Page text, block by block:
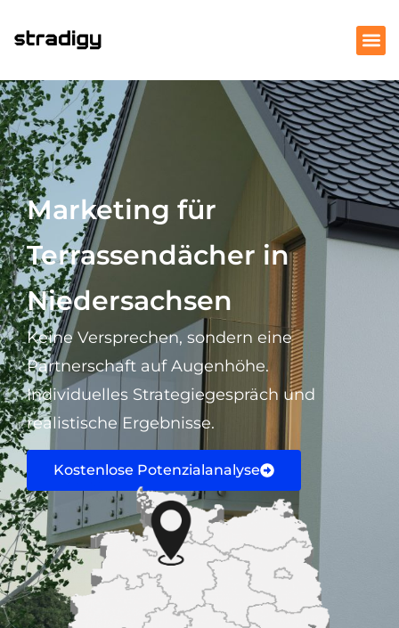
Marketing für
Terrassendächer in
Niedersachsen
Keine Versprechen, sondern eine
Partnerschaft auf Augenhöhe.
Individuelles Strategiegespräch und
realistische Ergebnisse.
Kostenlose Potenzialanalyse